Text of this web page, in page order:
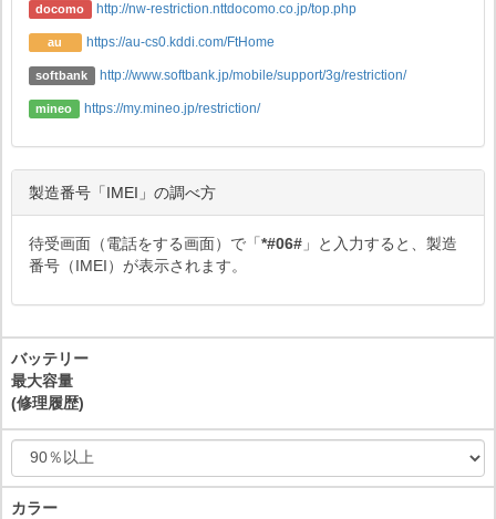
docomo http://nw-restriction.nttdocomo.co.jp/top.php
au https://au-cs0.kddi.com/FtHome
softbank http://www.softbank.jp/mobile/support/3g/restriction/
mineo https://my.mineo.jp/restriction/
製造番号「IMEI」の調べ方
待受画面（電話をする画面）で「*#06# 」と入力すると、製造
番号（IMEI）が表示されます。
バッテリー
最大容量
(修理履歴)
カラー